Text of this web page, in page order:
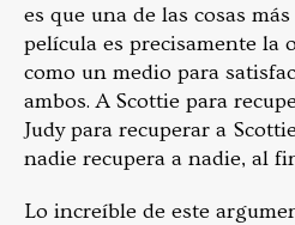
es que una de las cosas
película es precisamente la
como un medio para
ambos. A Scottie para
Judy para recuperar a
nadie recupera a nadie, al
Lo increíble de este